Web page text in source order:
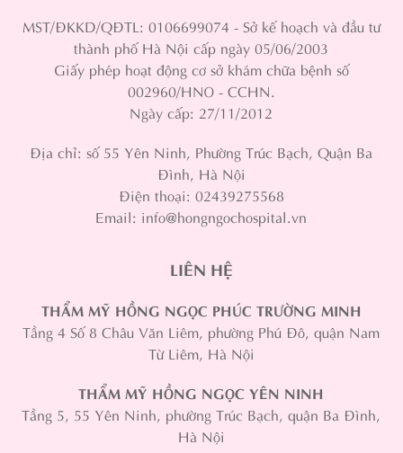
MST/ĐKKD/QĐTL: 0106699074 - Sở kế hoạch và đầu tư
thành phố Hà Nội cấp ngày 05/06/2003
Giấy phép hoạt động cơ sở khám chữa bệnh số
002960/HNO - CCHN.
Ngày cấp: 27/11/2012
Địa chỉ: số 55 Yên Ninh, Phường Trúc Bạch, Quận Ba
Đình, Hà Nội
Điện thoại: 02439275568
Email: info@hongngochospital.vn
LIÊN HỆ
THẨM MỸ HỒNG NGỌC PHÚC TRƯỜNG MINH
Tầng 4 Số 8 Châu Văn Liêm, phường Phú Đô, quận Nam
Từ Liêm, Hà Nội
THẨM MỸ HỒNG NGỌC YÊN NINH
Tầng 5, 55 Yên Ninh, phường Trúc Bạch, quận Ba Đình,
Hà Nội